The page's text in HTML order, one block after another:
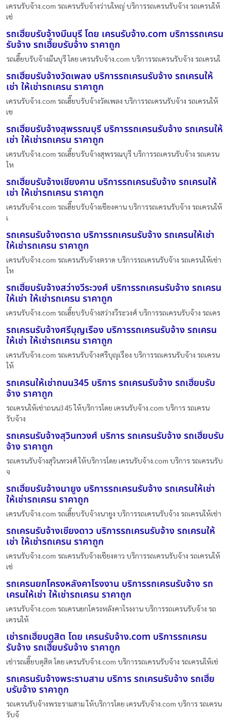
เครนรับจ้าง.com รถเครนรับจ้างว่านใหญ่ บริการรถเครนรับจ้าง รถเครนให้
เช่
รถเฮี๊ยบรับจ้างมีนบุรี โดย เครนรับจ้าง.com บริการรถเครน
รับจ้าง รถเฮี๊ยบรับจ้าง ราคาถูก
รถเฮี๊ยบรับจ้างมีนบุรี โดย เครนรับจ้าง.com บริการรถเครนรับจ้าง รถเครนใ
รถเฮี๊ยบรับจ้างวัดเพลง บริการรถเครนรับจ้าง รถเครนให้
เช่า ให้เช่ารถเครน ราคาถูก
เครนรับจ้าง.com รถเฮี๊ยบรับจ้างวัดเพลง บริการรถเครนรับจ้าง รถเครนให้
เช
รถเฮี๊ยบรับจ้างสุพรรณบุรี บริการรถเครนรับจ้าง รถเครนให้
เช่า ให้เช่ารถเครน ราคาถูก
เครนรับจ้าง.com รถเฮี๊ยบรับจ้างสุพรรณบุรี บริการรถเครนรับจ้าง รถเครน
ให
รถเฮี๊ยบรับจ้างเชียงคาน บริการรถเครนรับจ้าง รถเครนให้
เช่า ให้เช่ารถเครน ราคาถูก
เครนรับจ้าง.com รถเฮี๊ยบรับจ้างเชียงคาน บริการรถเครนรับจ้าง รถเครนให้
เ
รถเครนรับจ้างตราด บริการรถเครนรับจ้าง รถเครนให้เช่า
ให้เช่ารถเครน ราคาถูก
เครนรับจ้าง.com รถเครนรับจ้างตราด บริการรถเครนรับจ้าง รถเครนให้เช่า
ให
รถเฮี๊ยบรับจ้างสว่างวีระวงศ์ บริการรถเครนรับจ้าง รถเครน
ให้เช่า ให้เช่ารถเครน ราคาถูก
เครนรับจ้าง.com รถเฮี๊ยบรับจ้างสว่างวีระวงศ์ บริการรถเครนรับจ้าง รถเคร
รถเครนรับจ้างศรีบุญเรือง บริการรถเครนรับจ้าง รถเครน
ให้เช่า ให้เช่ารถเครน ราคาถูก
เครนรับจ้าง.com รถเครนรับจ้างศรีบุญเรือง บริการรถเครนรับจ้าง รถเครน
ให้
รถเครนให้เช่าถนน345 บริการ รถเครนรับจ้าง รถเฮี๊ยบรับ
จ้าง ราคาถูก
รถเครนให้เช่าถนน345 ให้บริการโดย เครนรับจ้าง.com บริการ รถเครน
รับจ้าง
รถเครนรับจ้างสุวินทวงศ์ บริการ รถเครนรับจ้าง รถเฮี๊ยบรับ
จ้าง ราคาถูก
รถเครนรับจ้างสุวินทวงศ์ ให้บริการโดย เครนรับจ้าง.com บริการ รถเครนรับ
จ
รถเฮี๊ยบรับจ้างนายูง บริการรถเครนรับจ้าง รถเครนให้เช่า
ให้เช่ารถเครน ราคาถูก
เครนรับจ้าง.com รถเฮี๊ยบรับจ้างนายูง บริการรถเครนรับจ้าง รถเครนให้เช่า
รถเครนรับจ้างเชียงดาว บริการรถเครนรับจ้าง รถเครนให้
เช่า ให้เช่ารถเครน ราคาถูก
เครนรับจ้าง.com รถเครนรับจ้างเชียงดาว บริการรถเครนรับจ้าง รถเครนให้
เช่
รถเครนยกโครงหลังคาโรงงาน บริการรถเครนรับจ้าง รถ
เครนให้เช่า ให้เช่ารถเครน ราคาถูก
เครนรับจ้าง.com รถเครนยกโครงหลังคาโรงงาน บริการรถเครนรับจ้าง รถ
เครนให้
เช่ารถเฮี๊ยบดุสิต โดย เครนรับจ้าง.com บริการรถเครน
รับจ้าง รถเฮี๊ยบรับจ้าง ราคาถูก
เช่ารถเฮี๊ยบดุสิต โดย เครนรับจ้าง.com บริการรถเครนรับจ้าง รถเครนให้เช่
รถเครนรับจ้างพระรามสาม บริการ รถเครนรับจ้าง รถเฮี๊ย
บรับจ้าง ราคาถูก
รถเครนรับจ้างพระรามสาม ให้บริการโดย เครนรับจ้าง.com บริการ รถเครน
รับจ้